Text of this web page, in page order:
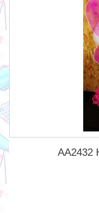
AA2432